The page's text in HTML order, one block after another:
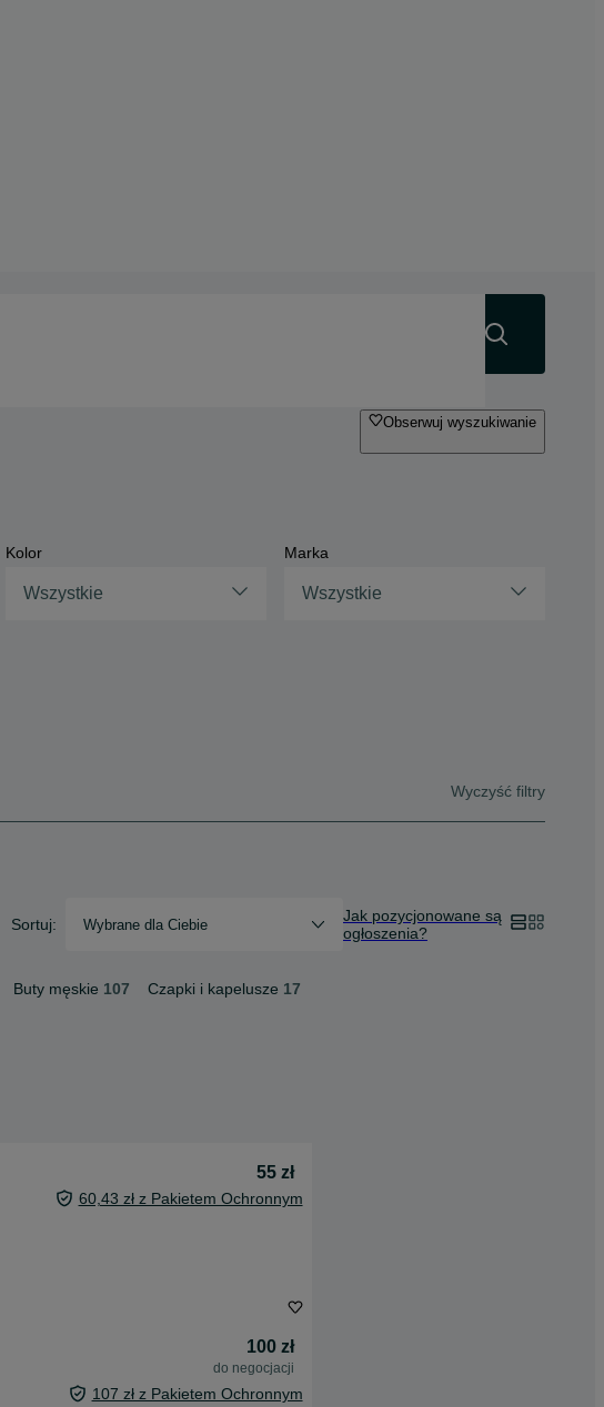
Obserwuj wyszukiwanie
Kolor
Wszystkie
Marka
Wszystkie
Wyczyść filtry
Sortuj: Wybrane dla Ciebie
Jak pozycjonowane są
ogłoszenia?
Buty męskie 107 Czapki i kapelusze 17
55 zł
60,43 zł z Pakietem Ochronnym
100 zł
do negocjacji
107 zł z Pakietem Ochronnym